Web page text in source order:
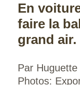
En
faire la
grand
Par Huguette
Photos: